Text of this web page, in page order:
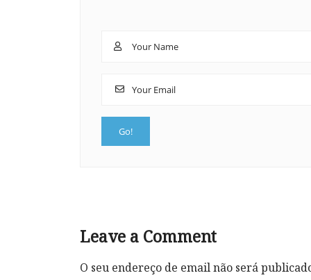
Leave a Comment
O seu endereço de email não será